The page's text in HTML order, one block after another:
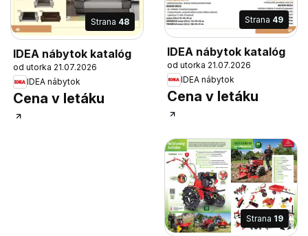
Strana 48
IDEA nábytok katalóg
od utorka 21.07.2026
IDEA nábytok
Cena v letáku
Strana 49
IDEA nábytok katalóg
od utorka 21.07.2026
IDEA nábytok
Cena v letáku
Strana 19